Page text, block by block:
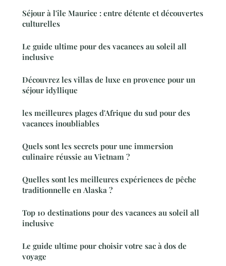
Séjour à l'île Maurice : entre détente et découvertes
culturelles
Le guide ultime pour des vacances au soleil all
inclusive
Découvrez les villas de luxe en provence pour un
séjour idyllique
les meilleures plages d'Afrique du sud pour des
vacances inoubliables
Quels sont les secrets pour une immersion
culinaire réussie au Vietnam ?
Quelles sont les meilleures expériences de pêche
traditionnelle en Alaska ?
Top 10 destinations pour des vacances au soleil all
inclusive
Le guide ultime pour choisir votre sac à dos de
voyage